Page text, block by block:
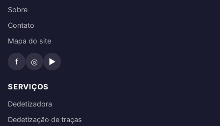
Sobre
Contato
Mapa do site
f ◎ ▶
SERVIÇOS
Dedetizadora
Dedetização de traças